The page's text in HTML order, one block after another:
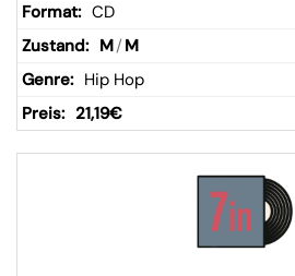
CD
M/ M
Hip Hop
21,19€